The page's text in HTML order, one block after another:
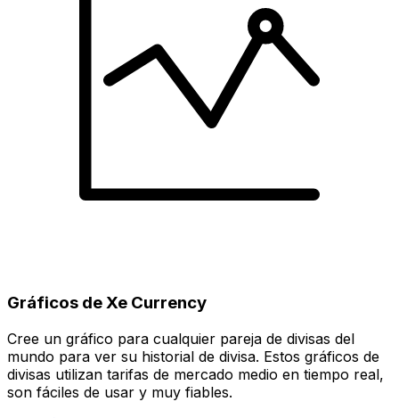
Gráficos de Xe Currency
Cree un gráfico para cualquier pareja de divisas del
mundo para ver su historial de divisa. Estos gráficos de
divisas utilizan tarifas de mercado medio en tiempo real,
son fáciles de usar y muy fiables.